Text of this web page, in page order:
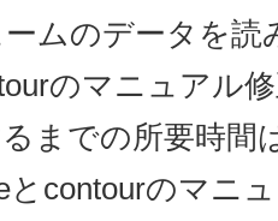
ムのデータを読
のマニュアル
までの所要時間
とcontourのマニ